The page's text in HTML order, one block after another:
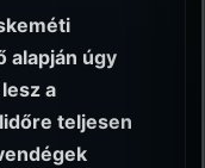
alapján úgy
a
teljesen